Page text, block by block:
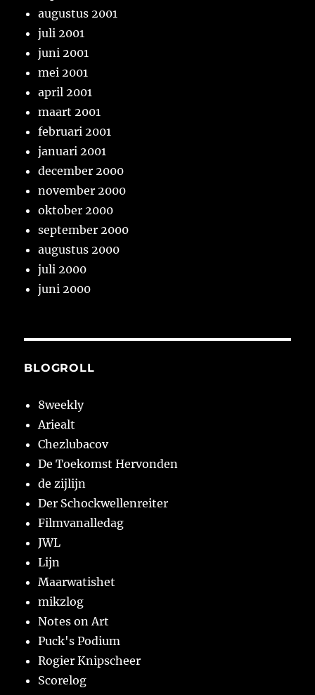
augustus 2001
juli 2001
juni 2001
mei 2001
april 2001
maart 2001
februari 2001
januari 2001
december 2000
november 2000
oktober 2000
september 2000
augustus 2000
juli 2000
juni 2000
BLOGROLL
8weekly
Ariealt
Chezlubacov
De Toekomst Hervonden
de zijlijn
Der Schockwellenreiter
Filmvanalledag
JWL
Lijn
Maarwatishet
mikzlog
Notes on Art
Puck's Podium
Rogier Knipscheer
Scorelog